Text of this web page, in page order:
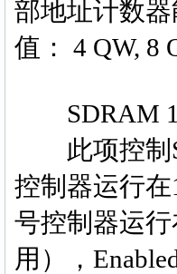
部地址计数
值： 4 QW, 8
SDRAM 1T
此项控制
控制器运行
号控制器运
用），